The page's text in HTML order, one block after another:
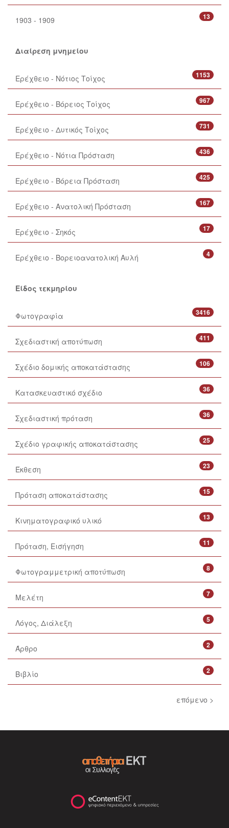
13
1903 - 1909
Διαίρεση μνημείου
1153
Ερέχθειο - Νότιος Τοίχος
967
Ερέχθειο - Βόρειος Τοίχος
731
Ερέχθειο - Δυτικός Τοίχος
436
Ερέχθειο - Νότια Πρόσταση
425
Ερέχθειο - Βόρεια Πρόσταση
167
Ερέχθειο - Ανατολική Πρόσταση
17
Ερέχθειο - Σηκός
4
Ερέχθειο - Βορειοανατολική Αυλή
Είδος τεκμηρίου
3416
Φωτογραφία
411
Σχεδιαστική αποτύπωση
106
Σχέδιο δομικής αποκατάστασης
36
Κατασκευαστικό σχέδιο
36
Σχεδιαστική πρόταση
25
Σχέδιο γραφικής αποκατάστασης
23
Έκθεση
15
Πρόταση αποκατάστασης
13
Κινηματογραφικό υλικό
11
Πρόταση, Εισήγηση
8
Φωτογραμμετρική αποτύπωση
7
Μελέτη
5
Λόγος, Διάλεξη
2
Άρθρο
2
Βιβλίο
επόμενο >